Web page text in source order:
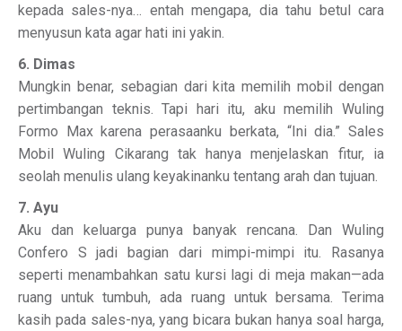
kepada sales-nya… entah mengapa, dia tahu betul cara
menyusun kata agar hati ini yakin.
6. Dimas
Mungkin benar, sebagian dari kita memilih mobil dengan
pertimbangan teknis. Tapi hari itu, aku memilih Wuling
Formo Max karena perasaanku berkata, “Ini dia.” Sales
Mobil Wuling Cikarang tak hanya menjelaskan fitur, ia
seolah menulis ulang keyakinanku tentang arah dan tujuan.
7. Ayu
Aku dan keluarga punya banyak rencana. Dan Wuling
Confero S jadi bagian dari mimpi-mimpi itu. Rasanya
seperti menambahkan satu kursi lagi di meja makan—ada
ruang untuk tumbuh, ada ruang untuk bersama. Terima
kasih pada sales-nya, yang bicara bukan hanya soal harga,